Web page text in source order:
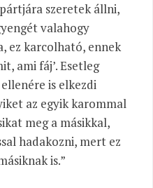
szeretek állni,
valahogy
ez karcolható, ennek
ami fáj’. Esetleg
is elkezdi
az egyik karommal
meg a másikkal,
hadakozni, mert ez
is.”